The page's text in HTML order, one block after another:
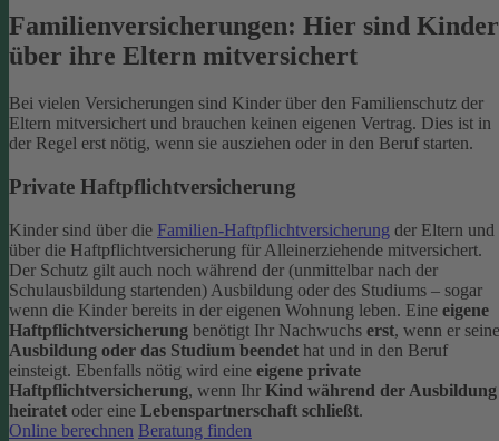
Familienversicherungen: Hier sind Kinder
über ihre Eltern mitversichert
Bei vielen Versicherungen sind Kinder über den Familienschutz der
Eltern mitversichert und brauchen keinen eigenen Vertrag. Dies ist in
der Regel erst nötig, wenn sie ausziehen oder in den Beruf starten.
Private Haftpflichtversicherung
Kinder sind über die Familien-Haftpflichtversicherung der Eltern und
über die Haftpflichtversicherung für Alleinerziehende mitversichert.
Der Schutz gilt auch noch während der (unmittelbar nach der
Schulausbildung startenden) Ausbildung oder des Studiums – sogar
wenn die Kinder bereits in der eigenen Wohnung leben. Eine eigene
Haftpflichtversicherung benötigt Ihr Nachwuchs erst, wenn er seine
Ausbildung oder das Studium beendet hat und in den Beruf
einsteigt. Ebenfalls nötig wird eine eigene private
Haftpflichtversicherung, wenn Ihr Kind während der Ausbildung
heiratet oder eine Lebenspartnerschaft schließt.
Online berechnen Beratung finden